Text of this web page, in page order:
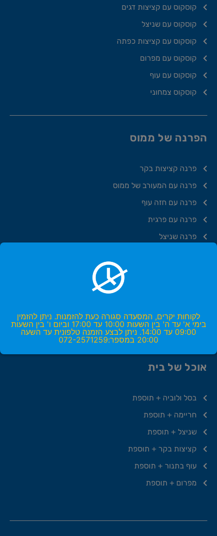
קוסקוס עם קציצות דגים
קוסקוס עם שניצל
קוסקוס עם קציצות כפתה
קוסקוס עם מפרום
קוסקוס עם עוף
קוסקוס צמחוני
הפרנה של ממוס
פרנה קציצות בקר
פרנה עם המעורב של ממוס
פרנה עם חזה עוף
פרנה עם פרגית
פרנה שניצל
פרנה עם קבב
אוכל של בית
בסל ולוביה + תוספת
חריימה + תוספת
שניצל + תוספת
קציצות בקר + תוספת
עוף בתנור + תוספת
מפרום + תוספת
לקוחות יקרים, המסעדה סגורה כעת להזמנות. ניתן להזמין
בימי א' עד ה' בין השעות 10:00 עד 17:00 וביום ו' בין השעות
09:00 עד 14:00. ניתן לבצע הזמנה טלפונית עד השעה
20:00 במספר:072-2571259